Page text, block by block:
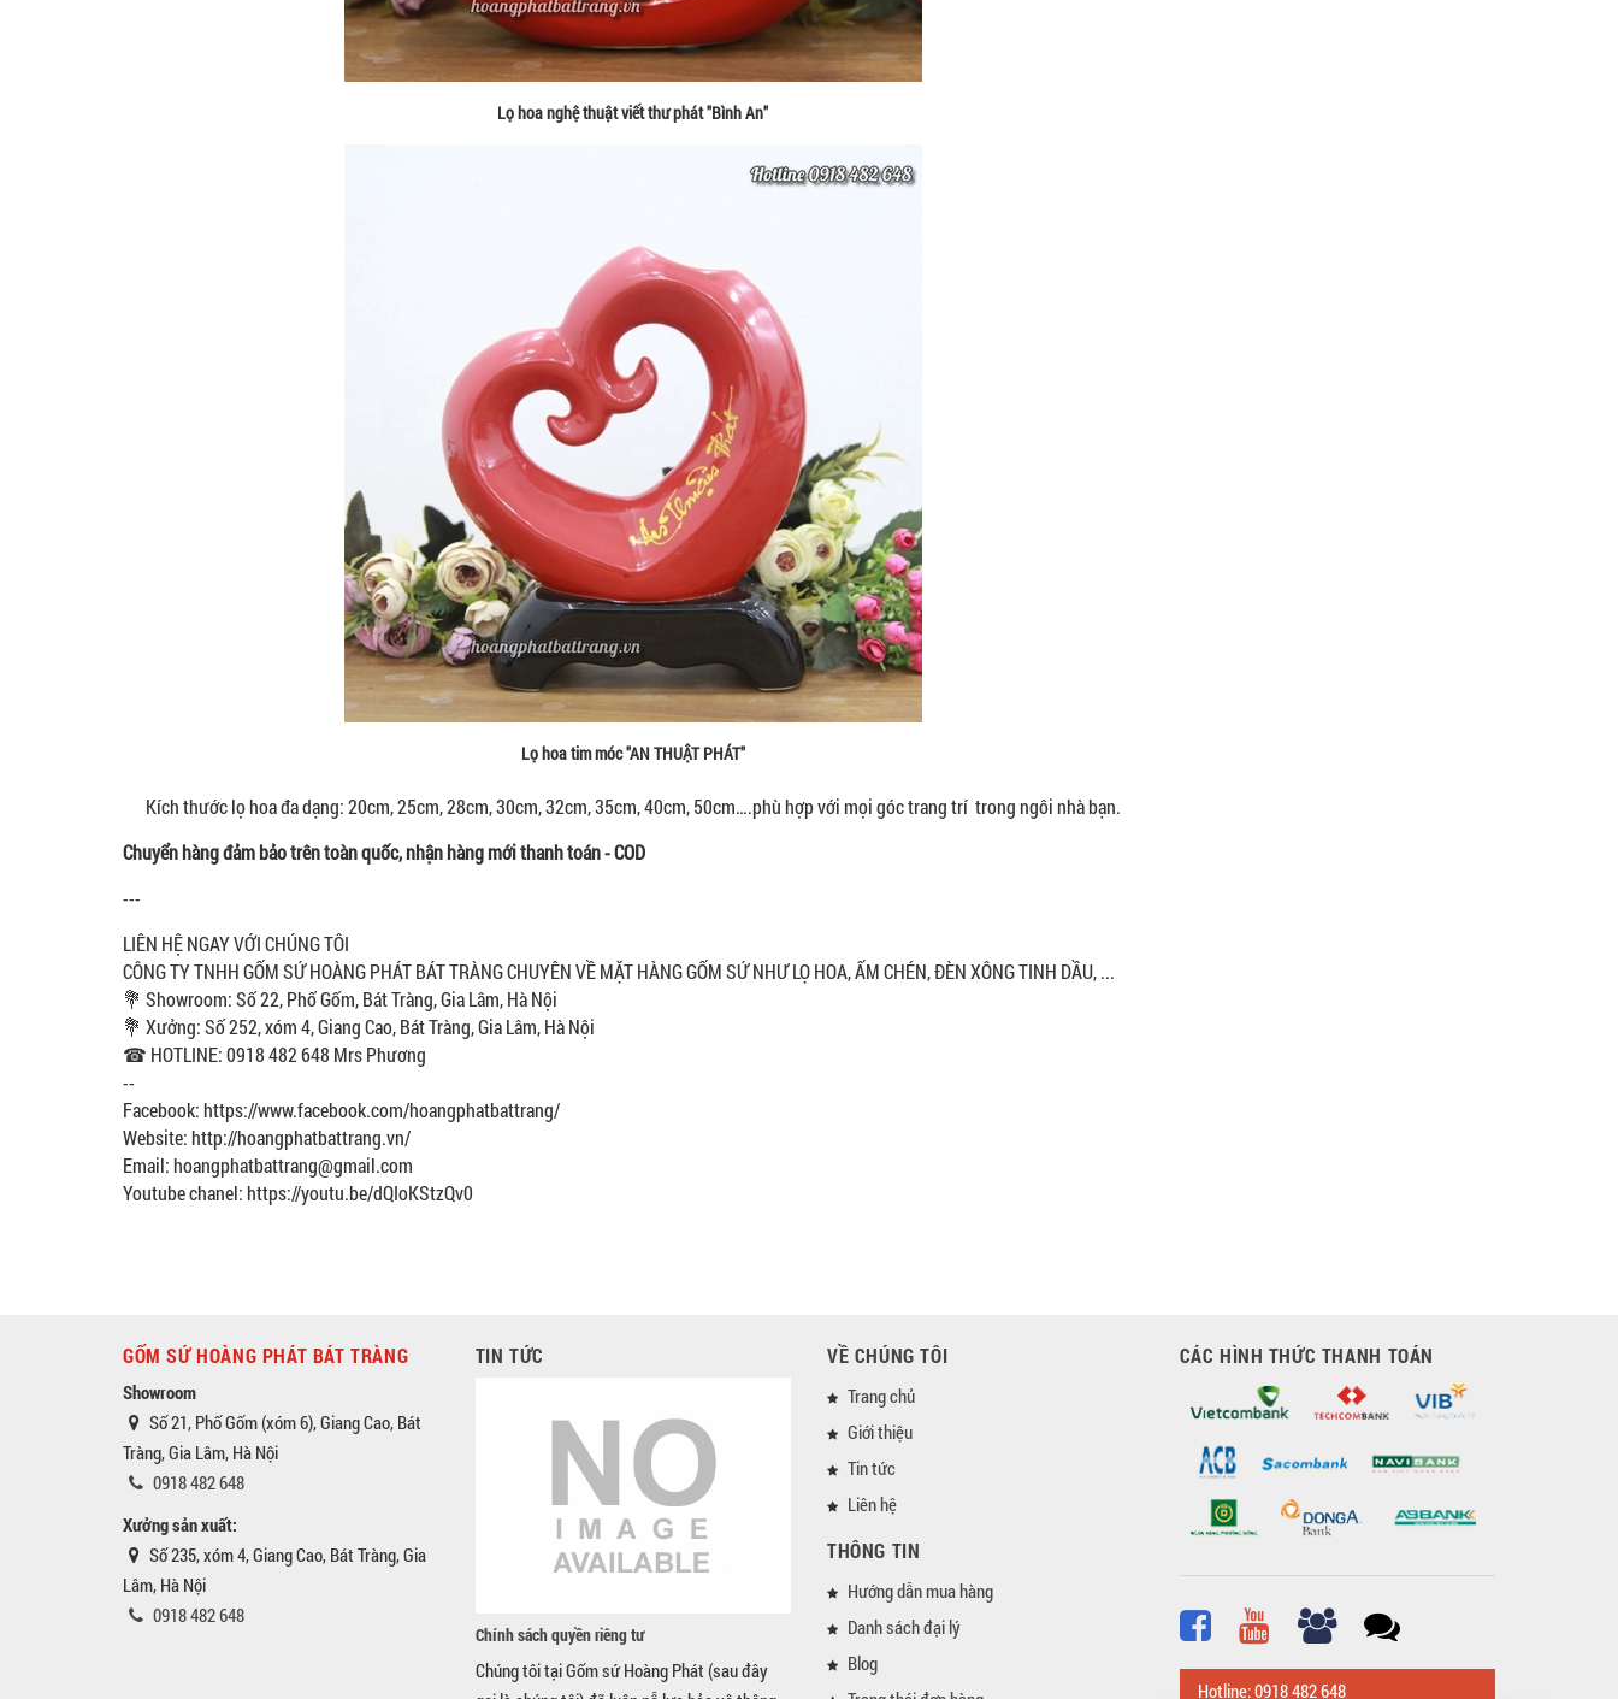
Lọ hoa nghệ thuật viết thư phát "Bình An"
Lọ hoa tim móc "AN THUẬT PHÁT"
Kích thước lọ hoa đa dạng: 20cm, 25cm, 28cm, 30cm, 32cm, 35cm, 40cm, 50cm….phù hợp với mọi góc trang trí trong ngôi nhà bạn.
Chuyển hàng đảm bảo trên toàn quốc, nhận hàng mới thanh toán - COD
---
LIÊN HỆ NGAY VỚI CHÚNG TÔI
CÔNG TY TNHH GỐM SỨ HOÀNG PHÁT BÁT TRÀNG CHUYÊN VỀ MẶT HÀNG GỐM SỨ NHƯ LỌ HOA, ẤM CHÉN, ĐÈN XÔNG TINH DẦU, ...
💐 Showroom: Số 22, Phố Gốm, Bát Tràng, Gia Lâm, Hà Nội
💐 Xưởng: Số 252, xóm 4, Giang Cao, Bát Tràng, Gia Lâm, Hà Nội
☎ HOTLINE: 0918 482 648 Mrs Phương
--
Facebook: https://www.facebook.com/hoangphatbattrang/
Website: http://hoangphatbattrang.vn/
Email: hoangphatbattrang@gmail.com
Youtube chanel: https://youtu.be/dQIoKStzQv0
GỐM SỨ HOÀNG PHÁT BÁT TRÀNG
Showroom
Số 21, Phố Gốm (xóm 6), Giang Cao, Bát
Tràng, Gia Lâm, Hà Nội
0918 482 648
Xưởng sản xuất:
Số 235, xóm 4, Giang Cao, Bát Tràng, Gia
Lâm, Hà Nội
0918 482 648
TIN TỨC
Chính sách quyền riêng tư
Chúng tôi tại Gốm sứ Hoàng Phát (sau đây
VỀ CHÚNG TÔI
Trang chủ
Giới thiệu
Tin tức
Liên hệ
THÔNG TIN
Hướng dẫn mua hàng
Danh sách đại lý
Blog
CÁC HÌNH THỨC THANH TOÁN
Hotline: 0918 482 648